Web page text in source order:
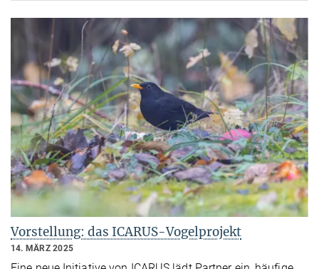
Vorstellung: das ICARUS-Vogelprojekt
14. MÄRZ 2025